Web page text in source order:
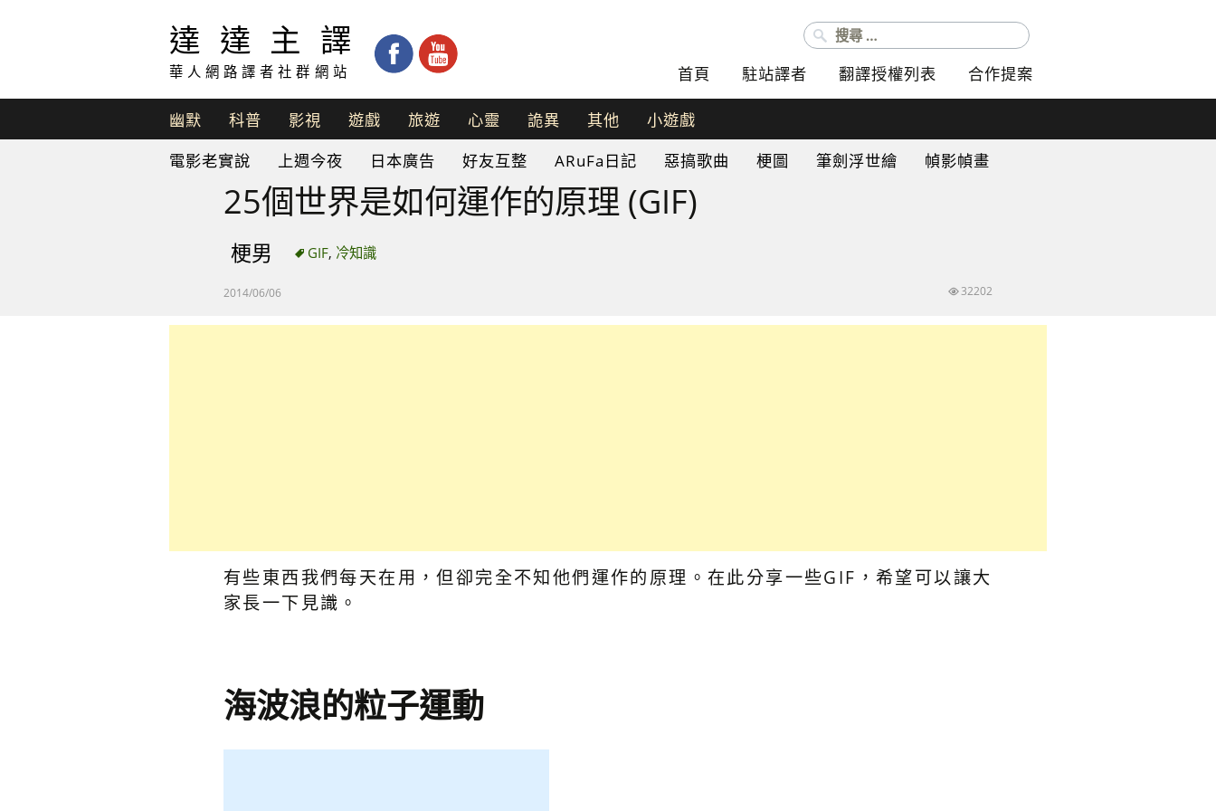
達達主譯
華人網路譯者社群網站
搜尋：
首頁 駐站譯者 翻譯授權列表 合作提案
幽默
脫
口
科普 影視 遊戲 旅遊 心靈 詭異 其他
小遊戲
遊
戲
電影老實說 上週今夜 日本廣告 好友互整 ARuFa日記 惡搞歌曲 梗圖 筆劍浮世繪 幀影幀畫
25個世界是如何運作的原理 (GIF)
梗男 GIF, 冷知識
2014/06/06 32202
有些東西我們每天在用，但卻完全不知他們運作的原理。在此分享一些GIF，希望可以讓大
家長一下見識。
海波浪的粒子運動